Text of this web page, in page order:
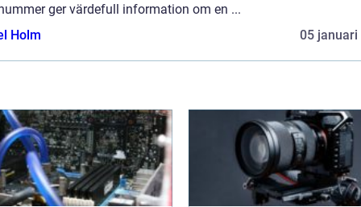
ger värdefull information om en ...
Holm
05 januari